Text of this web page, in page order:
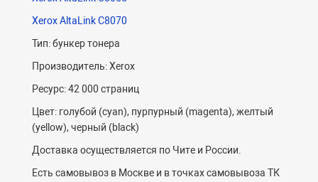
Xerox AltaLink C8070
Тип: бункер тонера
Производитель: Xerox
Ресурс: 42 000 страниц
Цвет: голубой (cyan), пурпурный (magenta), желтый
(yellow), черный (black)
Доставка осуществляется по Чите и России.
Есть самовывоз в Москве и в точках самовывоза ТК